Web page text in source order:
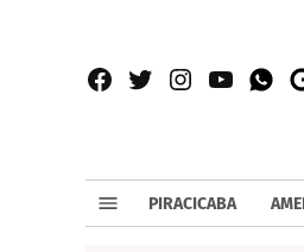
Facebook
TwitterInstagram
YouTube
PIRACICABA